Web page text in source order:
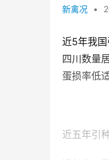
新禽况 •
近5年我
四川数量
蛋损率低
近五年引